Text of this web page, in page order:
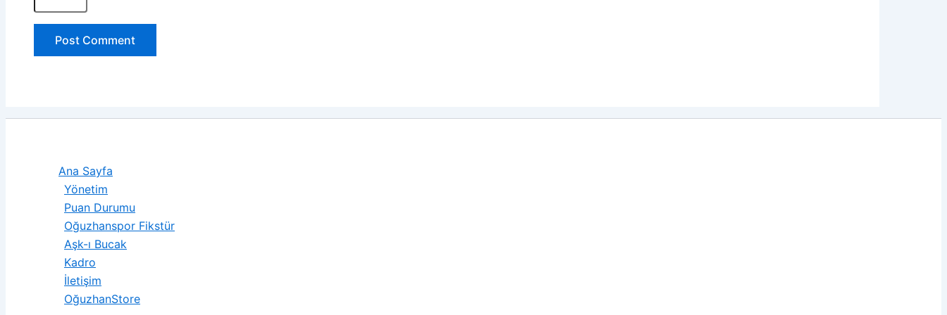
Ana Sayfa
Yönetim
Puan Durumu
Oğuzhanspor Fikstür
Aşk-ı Bucak
Kadro
İletişim
OğuzhanStore